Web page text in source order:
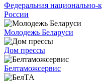
Федеральная национально-
России
Молодежь Беларуси
Дом прессы
Белтаможсервис